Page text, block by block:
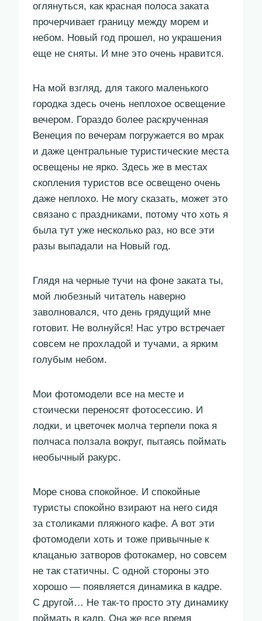
оглянуться, как красная полоса заката
прочерчивает границу между морем и
небом. Новый год прошел, но украшения
еще не сняты. И мне это очень нравится.
На мой взгляд, для такого маленького
городка здесь очень неплохое освещение
вечером. Гораздо более раскрученная
Венеция по вечерам погружается во мрак
и даже центральные туристические места
освещены не ярко. Здесь же в местах
скопления туристов все освещено очень
даже неплохо. Не могу сказать, может это
связано с праздниками, потому что хоть я
была тут уже несколько раз, но все эти
разы выпадали на Новый год.
Глядя на черные тучи на фоне заката ты,
мой любезный читатель наверно
заволновался, что день грядущий мне
готовит. Не волнуйся! Нас утро встречает
совсем не прохладой и тучами, а ярким
голубым небом.
Мои фотомодели все на месте и
стоически переносят фотосессию. И
лодки, и цветочек молча терпели пока я
полчаса ползала вокруг, пытаясь поймать
необычный ракурс.
Море снова спокойное. И спокойные
туристы спокойно взирают на него сидя
за столиками пляжного кафе. А вот эти
фотомодели хоть и тоже привычные к
клацанью затворов фотокамер, но совсем
не так статичны. С одной стороны это
хорошо — появляется динамика в кадре.
С другой… Не так-то просто эту динамику
поймать в кадр. Она же все время